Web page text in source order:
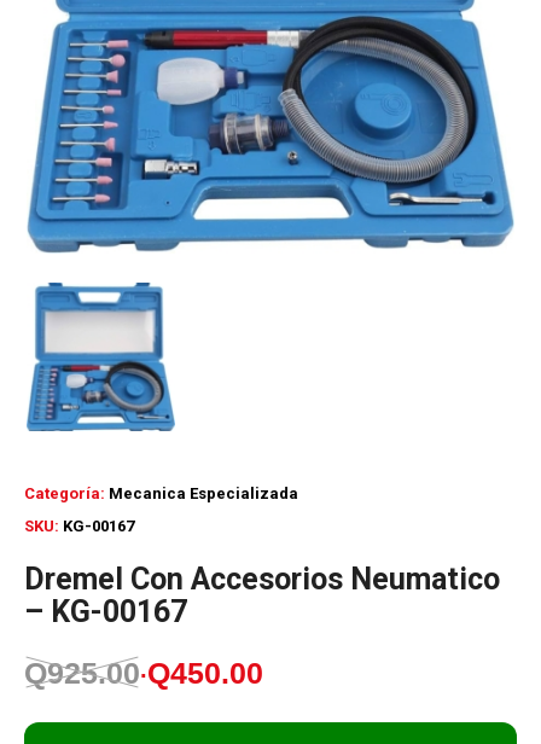
SKU: KG-00167
Categoría: Mecanica Especializada
Dremel Con Accesorios Neumatico
– KG-00167
Q925.00
El
Q450.00
El